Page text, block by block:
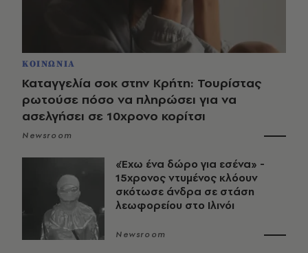
ΚΟΙΝΩΝΙΑ
Καταγγελία σοκ στην Κρήτη: Τουρίστας
ρωτούσε πόσο να πληρώσει για να
ασελγήσει σε 10χρονο κορίτσι
Newsroom
«Έχω ένα δώρο για εσένα» -
15χρονος ντυμένος κλόουν
σκότωσε άνδρα σε στάση
λεωφορείου στο Ιλινόι
Newsroom